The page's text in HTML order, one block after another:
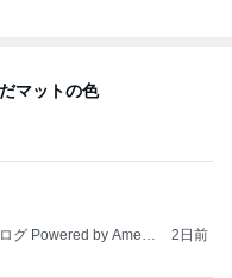
マットの色
グ Powered by Ameb
2日前